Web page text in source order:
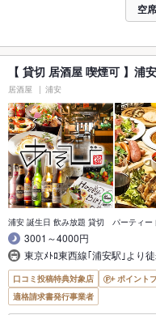
空
【 貸切 居酒屋 喫煙可 】浦
居酒屋 浦安
浦安 誕生日 飲み放題 貸切 パーティー
3001～4000円
東京ﾒﾄﾛ東西線｢浦安駅｣より
口コミ投稿特典対象店 ポイント
適格請求書発行事業者